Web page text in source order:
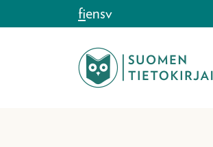
Siirry sisältöönfiensv